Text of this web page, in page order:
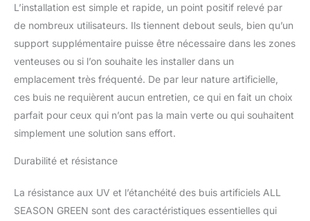
L’installation est simple et rapide, un point positif relevé par
de nombreux utilisateurs. Ils tiennent debout seuls, bien qu’un
support supplémentaire puisse être nécessaire dans les zones
venteuses ou si l’on souhaite les installer dans un
emplacement très fréquenté. De par leur nature artificielle,
ces buis ne requièrent aucun entretien, ce qui en fait un choix
parfait pour ceux qui n’ont pas la main verte ou qui souhaitent
simplement une solution sans effort.
Durabilité et résistance
La résistance aux UV et l’étanchéité des buis artificiels ALL
SEASON GREEN sont des caractéristiques essentielles qui